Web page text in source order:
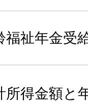
福祉年金受
所得金額と